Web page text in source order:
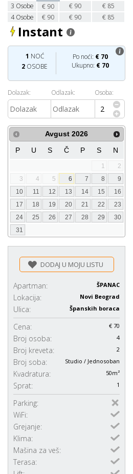
3 Osobe € 90 € 90 € 85
4Osobe € 90 € 90 € 85
Instant
Po noći: € 70
Ukupno: € 70
1 NOĆ
2 OSOBE
Dolazak: Odlazak: Osoba:
Avgust 2026
P
U S Č P S N
1
2
3
4 5 6 7 8
9
10
11 12 13 14 15
16
17
18 19 20 21 22
23
24
25 26 27 28 29
30
31
DODAJ U MOJU LISTU
Apartman: ŠPANAC
Lokacija: Novi Beograd
Ulica: Španskih boraca
Cena: € 70
Broj osoba: 4
Broj kreveta: 2
Broj soba: Studio / Jednosoban
Kvadratura: 50m²
Sprat: 1
Parking:
WiFi:
Grejanje:
Klima:
Mašina za veš:
Terasa: